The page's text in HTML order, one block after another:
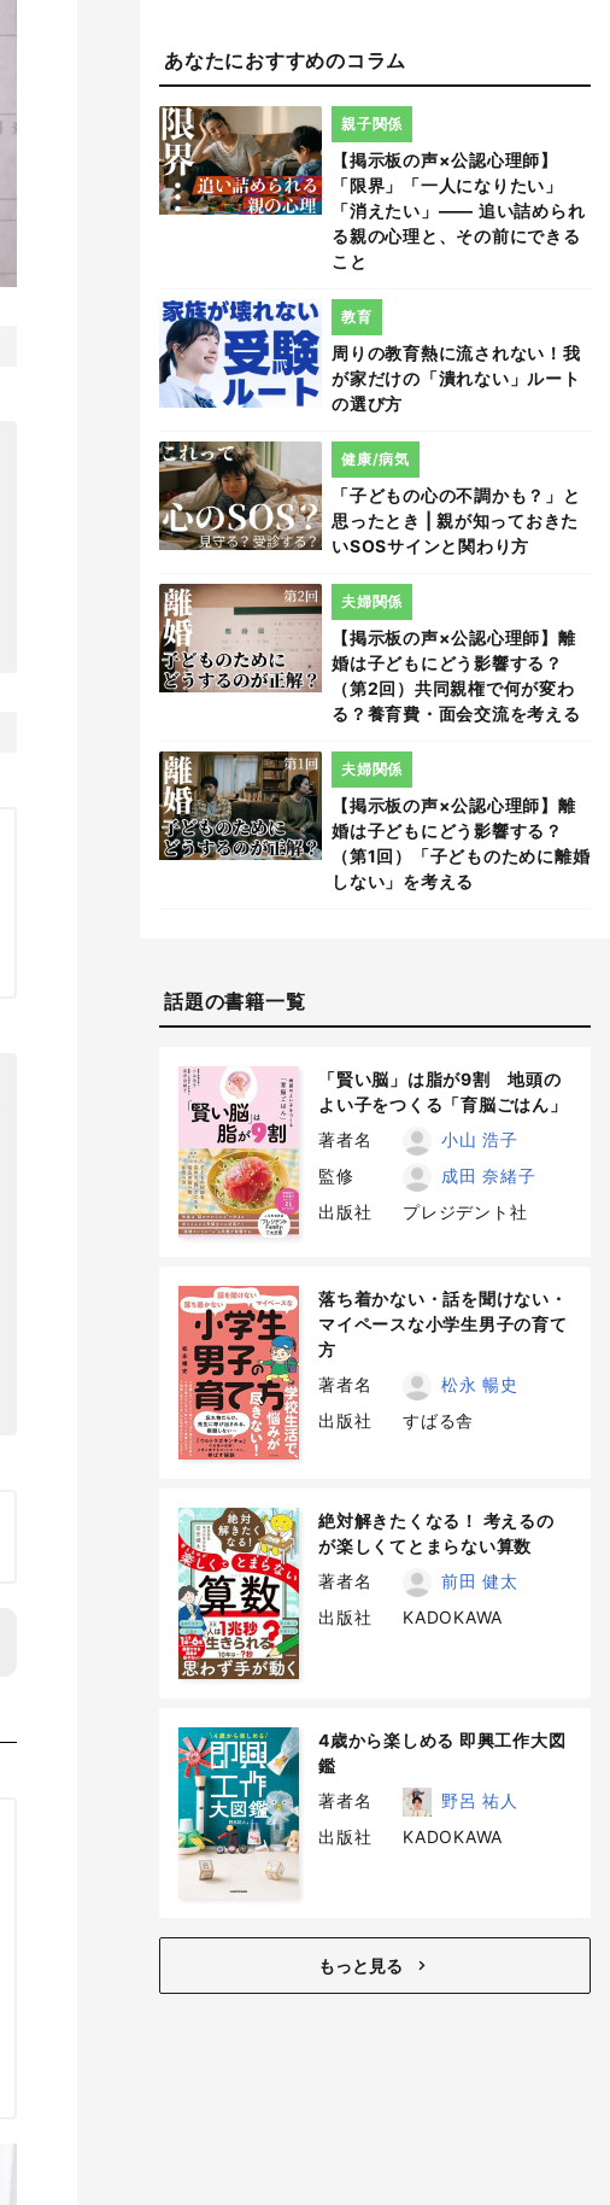
あなたにおすすめのコラム
【掲示板の声×公認心理師】
「限界」「一人になりたい」
「消えたい」―― 追い詰められ
る親の心理と、その前にできる
こと
親子関係
周りの教育熱に流されない！我
が家だけの「潰れない」ルート
の選び方
教育
「子どもの心の不調かも？」と
思ったとき | 親が知っておきた
いSOSサインと関わり方
健康/病気
【掲示板の声×公認心理師】離
婚は子どもにどう影響する？
（第2回）共同親権で何が変わ
る？養育費・面会交流を考える
夫婦関係
【掲示板の声×公認心理師】離
婚は子どもにどう影響する？
（第1回）「子どものために離婚
しない」を考える
夫婦関係
話題の書籍一覧
「賢い脳」は脂が9割 地頭の
よい子をつくる「育脳ごはん」
著者名
小山 浩子
監修
成田 奈緒子
出版社
プレジデント社
落ち着かない・話を聞けない・
マイペースな小学生男子の育て
方
著者名
松永 暢史
出版社
すばる舎
絶対解きたくなる！ 考えるの
が楽しくてとまらない算数
著者名
前田 健太
出版社
KADOKAWA
4歳から楽しめる 即興工作大図
鑑
著者名
野呂 祐人
出版社
KADOKAWA
もっと見る